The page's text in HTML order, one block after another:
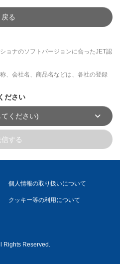
戻る
ョナのソフトバージョンに合ったJET認
、会社名、商品名などは、各社の登録
ださい
ください)
信する
個人情報の取り扱いについて
クッキー等の利用について
Rights Reserved.